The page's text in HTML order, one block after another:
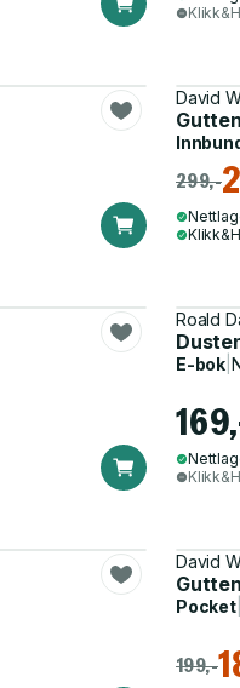
David
299,-
Roald
E-bok
David
Pocket|
199,-